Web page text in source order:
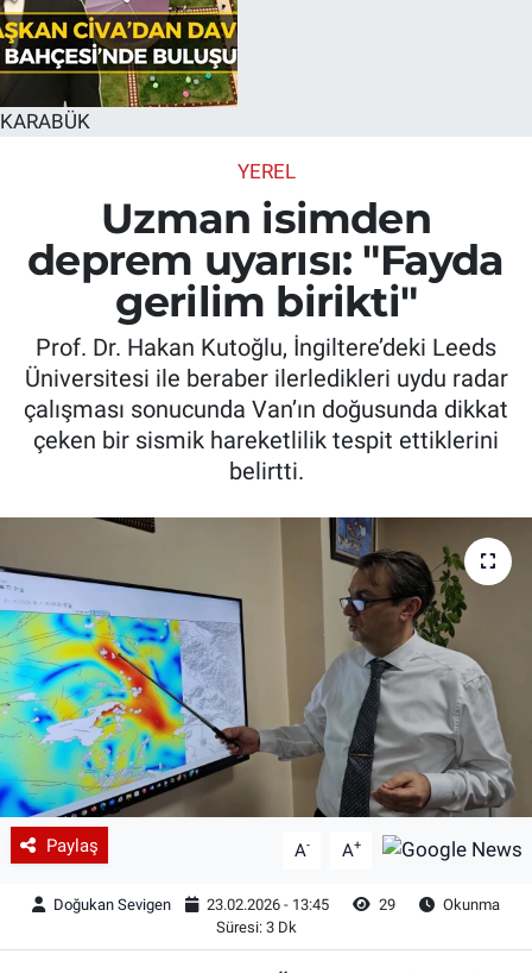
KARABÜK
YEREL
Uzman isimden
deprem uyarısı: "Fayda
gerilim birikti"
Prof. Dr. Hakan Kutoğlu, İngiltere’deki Leeds
Üniversitesi ile beraber ilerledikleri uydu radar
çalışması sonucunda Van’ın doğusunda dikkat
çeken bir sismik hareketlilik tespit ettiklerini
belirtti.
Paylaş A- A+
Doğukan Sevigen 23.02.2026 - 13:45 29
Okunma
Süresi: 3 Dk